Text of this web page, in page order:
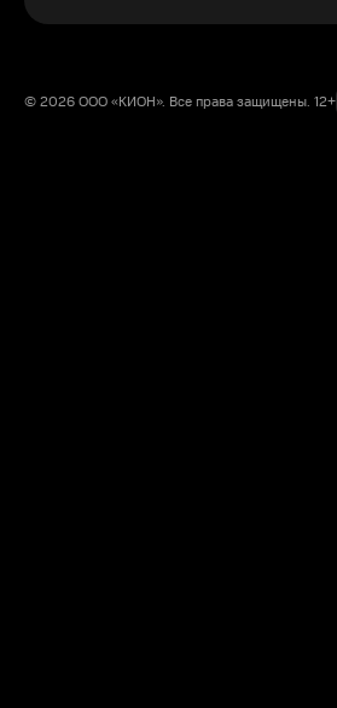
© 2026 ООО «КИОН». Все права защищены. 12+